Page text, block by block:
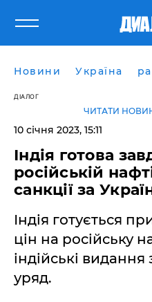
Новини Україна
ДІАЛОГ
ЧИТАТИ
10 січня 2023, 15:11
Індія готова
російській
санкції за
Індія готується
цін на російську
індійські
уряд.